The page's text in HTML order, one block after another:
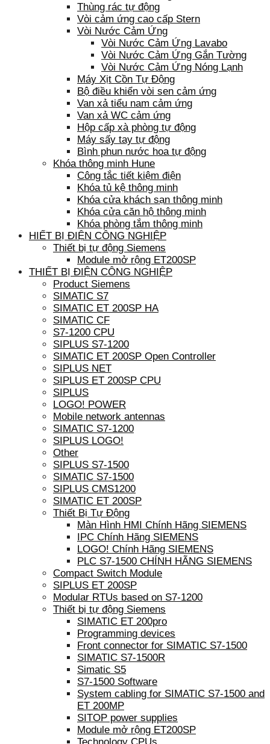
Thùng rác tự động
Vòi cảm ứng cao cấp Stern
Vòi Nước Cảm Ứng
Vòi Nước Cảm Ứng Lavabo
Vòi Nước Cảm Ứng Gắn Tường
Vòi Nước Cảm Ứng Nóng Lạnh
Máy Xịt Cồn Tự Động
Bộ điều khiển vòi sen cảm ứng
Van xả tiểu nam cảm ứng
Van xả WC cảm ứng
Hộp cấp xà phòng tự động
Máy sấy tay tự động
Bình phun nước hoa tự động
Khóa thông minh Hune
Công tắc tiết kiệm điện
Khóa tủ kệ thông minh
Khóa cửa khách sạn thông minh
Khóa cửa căn hộ thông minh
Khóa phòng tắm thông minh
HIẾT BỊ ĐIỆN CÔNG NGHIỆP
Thiết bị tự động Siemens
Module mở rộng ET200SP
THIẾT BỊ ĐIỆN CÔNG NGHIỆP
Product Siemens
SIMATIC S7
SIMATIC ET 200SP HA
SIMATIC CF
S7-1200 CPU
SIPLUS S7-1200
SIMATIC ET 200SP Open Controller
SIPLUS NET
SIPLUS ET 200SP CPU
SIPLUS
LOGO! POWER
Mobile network antennas
SIMATIC S7-1200
SIPLUS LOGO!
Other
SIPLUS S7-1500
SIMATIC S7-1500
SIPLUS CMS1200
SIMATIC ET 200SP
Thiết Bị Tự Động
Màn Hình HMI Chính Hãng SIEMENS
IPC Chính Hãng SIEMENS
LOGO! Chính Hãng SIEMENS
PLC S7-1500 CHÍNH HÃNG SIEMENS
Compact Switch Module
SIPLUS ET 200SP
Modular RTUs based on S7-1200
Thiết bị tự động Siemens
SIMATIC ET 200pro
Programming devices
Front connector for SIMATIC S7-1500
SIMATIC S7-1500R
Simatic S5
S7-1500 Software
System cabling for SIMATIC S7-1500 and
ET 200MP
SITOP power supplies
Module mở rộng ET200SP